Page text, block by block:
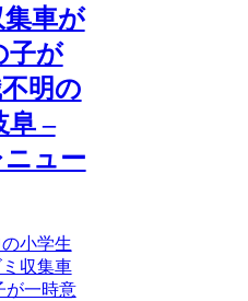
車が
子が
明の
阜 –
ュー
小学生
収集車
が一時意